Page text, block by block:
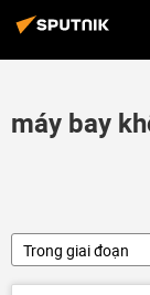
máy bay
Trong giai đoạn